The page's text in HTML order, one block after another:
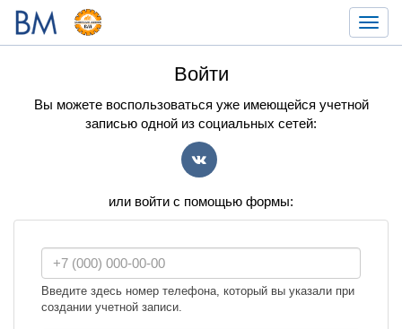
Войти
Вы можете воспользоваться уже имеющейся учетной
записью одной из социальных сетей:
или войти с помощью формы:
Введите здесь номер телефона, который вы указали при
создании учетной записи.